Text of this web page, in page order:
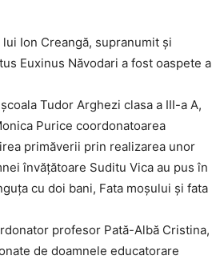
Ion Creangă, supranumit și
Euxinus Năvodari a fost oaspete a
Tudor Arghezi clasa a III-a A,
Purice coordonatoarea
primăverii prin realizarea unor
învățătoare Suditu Vica au pus în
cu doi bani, Fata moșului și fata
profesor Pată-Albă Cristina,
de doamnele educatorare